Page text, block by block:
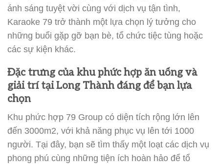
ánh sáng tuyệt vời cùng với dịch vụ tận tình,
Karaoke 79 trở thành một lựa chọn lý tưởng cho
những buổi gặp gỡ bạn bè, tổ chức tiệc tùng hoặc
các sự kiện khác.
Đặc trưng của khu phức hợp ăn uống và
giải trí tại Long Thành đáng để bạn lựa
chọn
Khu phức hợp 79 Group có diện tích rộng lớn lên
đến 3000m2, với khả năng phục vụ lên tới 1000
người. Tại đây, bạn sẽ tìm thấy một loạt các dịch vụ
phong phú cùng những tiện ích hoàn hảo để tổ